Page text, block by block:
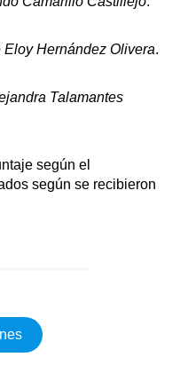
Eloy Hernández Olivera.
Talamantes
según el
según se recibieron